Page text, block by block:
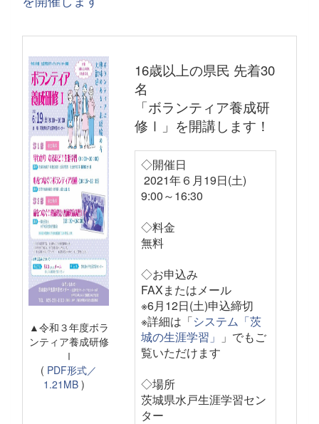
▲令和３年度ボラ
ンティア養成研修
Ⅰ
( PDF形式／
1.21MB)
16歳以上の県民 先着30
名
「ボランティア養成研
修Ⅰ」を開講します！
◇開催日
2021年６月19日(土)
9:00～16:30
◇料金
無料
◇お申込み
FAXまたはメール
※6月12日(土)申込締切
※詳細は「システム「茨
城の生涯学習」
」でもご
覧いただけます
◇場所
茨城県水戸生涯学習セン
ター